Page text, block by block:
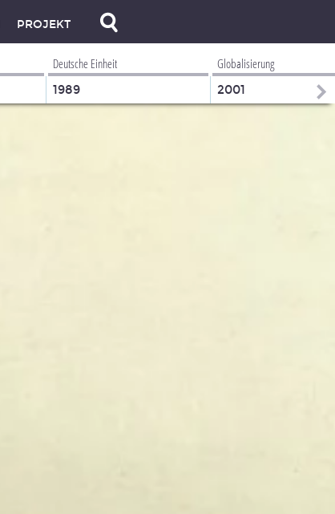
PROJEKT
Deutsche Einheit
1989
Globalisierung
2001